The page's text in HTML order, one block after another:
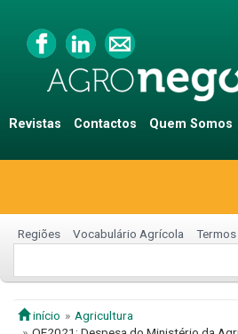
Revistas Contactos Quem Somos
Regiões Vocabulário Agrícola
início
Agricultura